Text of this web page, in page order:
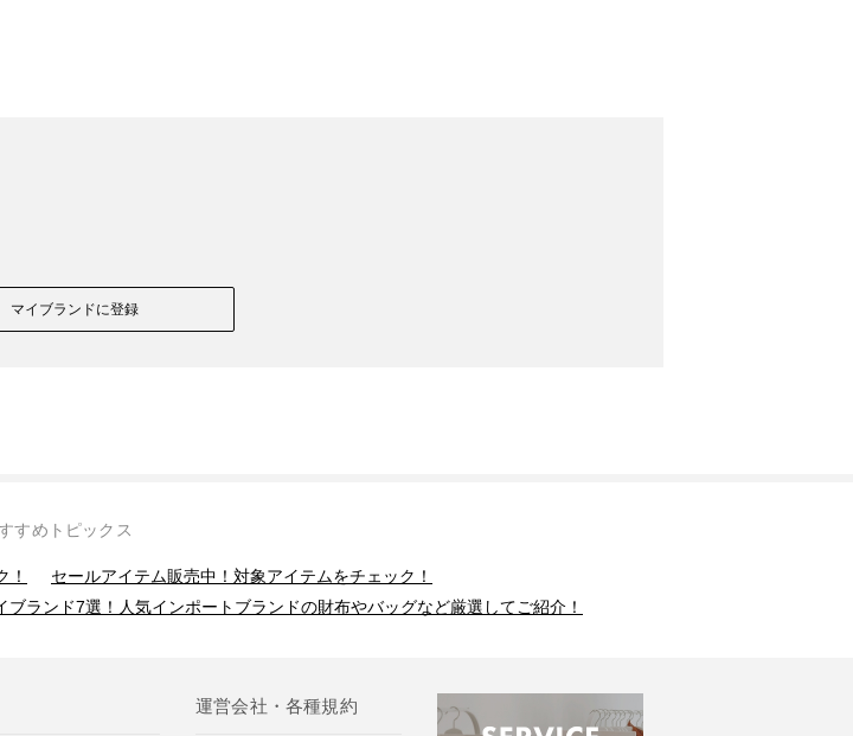
マイブランドに登録
すめトピックス
！
セールアイテム販売中！対象アイテムをチェック！
ブランド7選！人気インポートブランドの財布やバッグなど厳選してご紹介！
運営会社・各種規約